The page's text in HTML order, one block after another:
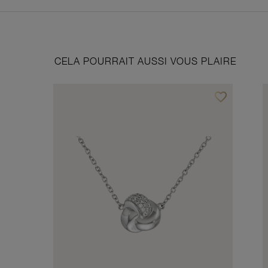
CELA POURRAIT AUSSI VOUS PLAIRE
favorite_borderAjouter à vos